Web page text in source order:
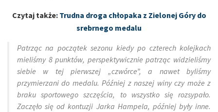
Czytaj także: Trudna droga chłopaka z Zielonej Góry do
srebrnego medalu
Patrząc na początek sezonu kiedy po czterech kolejkach
mieliśmy 8 punktów, perspektywicznie patrząc widzieliśmy
siebie w tej pierwszej „czwórce”, a nawet byliśmy
przymierzani do medalu. Później z naszej winy czy może z
braku sportowego szczęścia, to wszystko się rozsypało.
Zaczęło się od kontuzji Jarka Hampela, później były inne.